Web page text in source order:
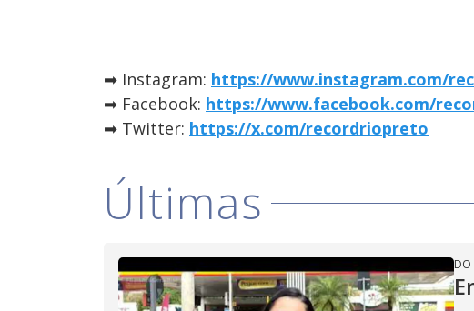
➡ Instagram: https://www.instagram.com/
➡ Facebook: https://www.facebook.com/
➡ Twitter: https://x.com/recordriopreto
Últimas
DO